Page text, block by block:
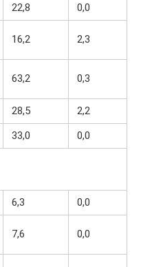
22,8 0,0
16,2 2,3
63,2 0,3
28,5 2,2
33,0 0,0
6,3 0,0
7,6 0,0